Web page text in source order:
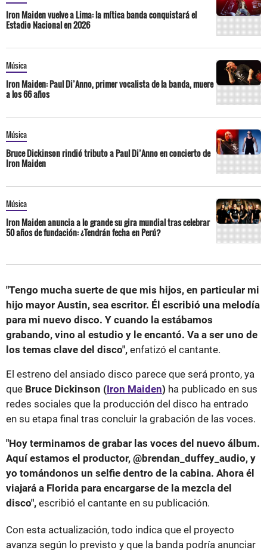
Iron Maiden vuelve a Lima: la mítica banda conquistará el
Estadio Nacional en 2026
Música
Iron Maiden: Paul Di’Anno, primer vocalista de la banda, muere
a los 66 años
Música
Bruce Dickinson rindió tributo a Paul Di’Anno en concierto de
Iron Maiden
Música
Iron Maiden anuncia a lo grande su gira mundial tras celebrar
50 años de fundación: ¿Tendrán fecha en Perú?
"Tengo mucha suerte de que mis hijos, en particular mi
hijo mayor Austin, sea escritor. Él escribió una melodía
para mi nuevo disco. Y cuando la estábamos
grabando, vino al estudio y le encantó. Va a ser uno de
los temas clave del disco", enfatizó el cantante.
El estreno del ansiado disco parece que será pronto, ya
que Bruce Dickinson (Iron Maiden) ha publicado en sus
redes sociales que la producción del disco ha entrado
en su etapa final tras concluir la grabación de las voces.
"Hoy terminamos de grabar las voces del nuevo álbum.
Aquí estamos el productor, @brendan_duffey_audio, y
yo tomándonos un selfie dentro de la cabina. Ahora él
viajará a Florida para encargarse de la mezcla del
disco", escribió el cantante en su publicación.
Con esta actualización, todo indica que el proyecto
avanza según lo previsto y que la banda podría anunciar